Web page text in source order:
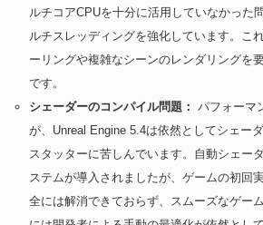
ルチコアCPUを十分に活用していなかった
ルチスレッディングを強化しています。こ
ーリングや複雑なシーンのレンダリングを
です。
シェーダーのコンパイル問題： パフォーマ
が、Unreal Engine 5.4は依然としてシェー
スタッターに苦しんでいます。自動シェー
ステムが導入されましたが、ゲームの初回
全には解消できておらず、スムーズなゲー